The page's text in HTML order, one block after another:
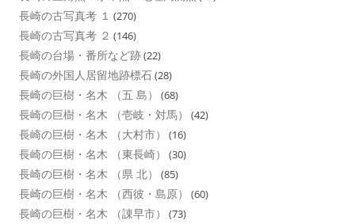
長崎の古写真考 １ (270)
長崎の古写真考 ２ (146)
長崎の台場・番所など跡(22)
長崎の外国人居留地跡標石(28)
長崎の巨樹・名木 （五 島） (68)
長崎の巨樹・名木 （壱岐・対馬） (42)
長崎の巨樹・名木 （大村市） (16)
長崎の巨樹・名木 （東長崎） (30)
長崎の巨樹・名木 （県 北） (85)
長崎の巨樹・名木 （西彼・島原） (60)
長崎の巨樹・名木 （諌早市） (73)